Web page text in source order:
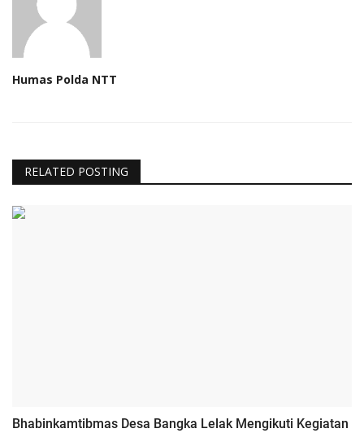
Humas Polda NTT
RELATED POSTING
Bhabinkamtibmas Desa Bangka Lelak Mengikuti Kegiatan